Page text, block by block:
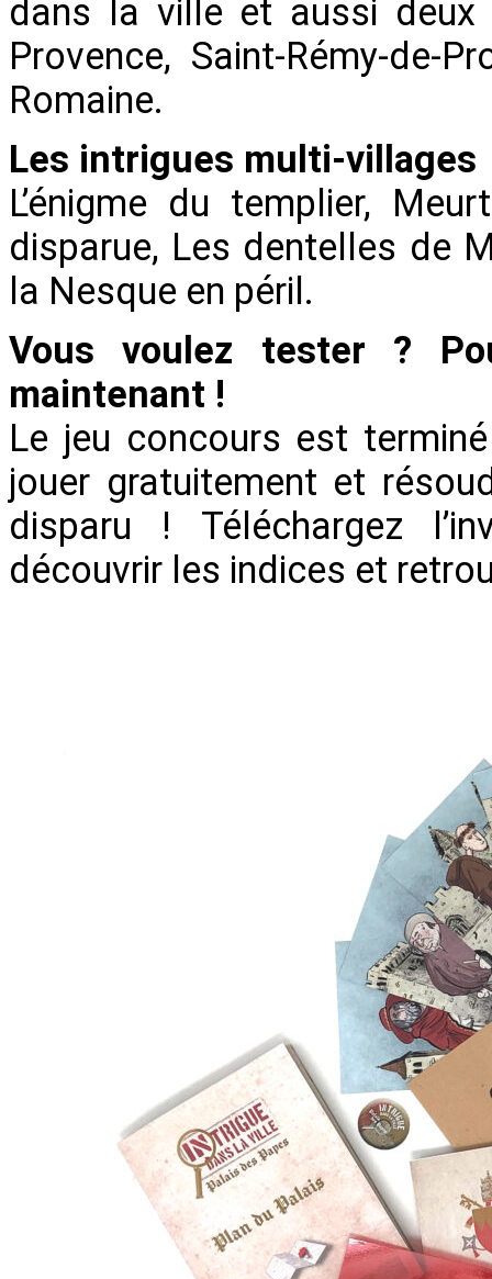
dans la ville et aussi deux
Provence, Saint-Rémy-de-
Romaine.
Les intrigues multi-villages
L’énigme du templier,
disparue, Les dentelles de
la Nesque en péril.
Vous voulez tester ?
maintenant !
Le jeu concours est
jouer gratuitement et
disparu ! Téléchargez
découvrir les indices et